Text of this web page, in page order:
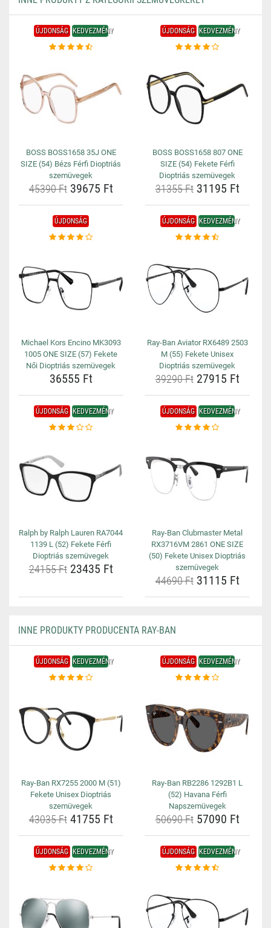
ÚJDONSÁG KEDVEZMÉNY
BOSS BOSS1658 35J ONE
SIZE (54) Bézs Férfi Dioptriás
szemüvegek
45390 Ft39675 Ft
ÚJDONSÁG KEDVEZMÉNY
BOSS BOSS1658 807 ONE
SIZE (54) Fekete Férfi
Dioptriás szemüvegek
31355 Ft31195 Ft
ÚJDONSÁG
Michael Kors Encino MK3093
1005 ONE SIZE (57) Fekete
Női Dioptriás szemüvegek
36555 Ft
ÚJDONSÁG KEDVEZMÉNY
Ray-Ban Aviator RX6489 2503
M (55) Fekete Unisex
Dioptriás szemüvegek
39290 Ft27915 Ft
ÚJDONSÁG KEDVEZMÉNY
Ralph by Ralph Lauren RA7044
1139 L (52) Fekete Férfi
Dioptriás szemüvegek
24155 Ft23435 Ft
ÚJDONSÁG KEDVEZMÉNY
Ray-Ban Clubmaster Metal
RX3716VM 2861 ONE SIZE
(50) Fekete Unisex Dioptriás
szemüvegek
44690 Ft31115 Ft
INNE PRODUKTY PRODUCENTA RAY-BAN
ÚJDONSÁG KEDVEZMÉNY
Ray-Ban RX7255 2000 M (51)
Fekete Unisex Dioptriás
szemüvegek
43035 Ft41755 Ft
ÚJDONSÁG KEDVEZMÉNY
Ray-Ban RB2286 1292B1 L
(52) Havana Férfi
Napszemüvegek
50690 Ft57090 Ft
ÚJDONSÁG KEDVEZMÉNY ÚJDONSÁG KEDVEZMÉNY